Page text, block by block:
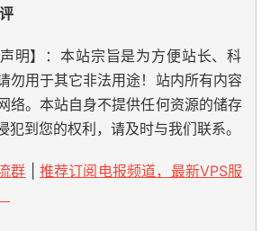
声明】：本站宗旨是为方便站长、科
勿用于其它非法用途！站内所有内容
络。本站自身不提供任何资源的储存
犯到您的权利，请及时与我们联系。
群
推荐订阅电报频道，最新VPS服